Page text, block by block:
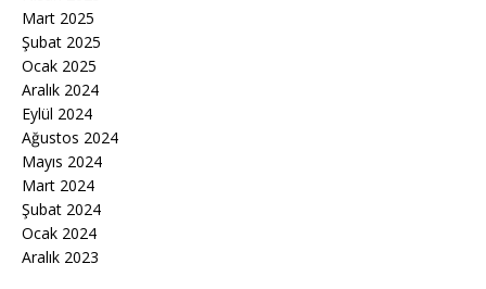
Mart 2025
Şubat 2025
Ocak 2025
Aralık 2024
Eylül 2024
Ağustos 2024
Mayıs 2024
Mart 2024
Şubat 2024
Ocak 2024
Aralık 2023